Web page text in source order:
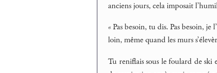
anciens jours, cela imposait
« Pas besoin, tu dis. Pas besoin,
loin, même quand les murs
Tu reniflais sous le foulard de ski